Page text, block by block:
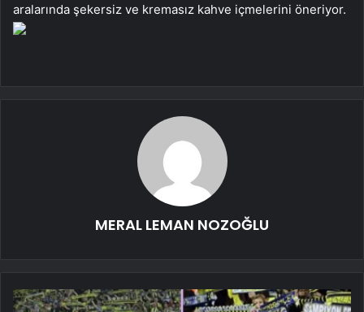
aralarında şekersiz ve kremasız kahve içmelerini öneriyor.
MERAL LEMAN NOZOĞLU